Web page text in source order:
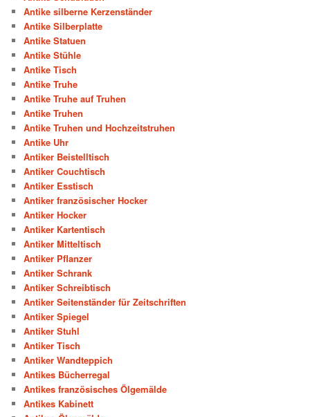
Antike silberne Kerzenständer
Antike Silberplatte
Antike Statuen
Antike Stühle
Antike Tisch
Antike Truhe
Antike Truhe auf Truhen
Antike Truhen
Antike Truhen und Hochzeitstruhen
Antike Uhr
Antiker Beistelltisch
Antiker Couchtisch
Antiker Esstisch
Antiker französischer Hocker
Antiker Hocker
Antiker Kartentisch
Antiker Mitteltisch
Antiker Pflanzer
Antiker Schrank
Antiker Schreibtisch
Antiker Seitenständer für Zeitschriften
Antiker Spiegel
Antiker Stuhl
Antiker Tisch
Antiker Wandteppich
Antikes Bücherregal
Antikes französisches Ölgemälde
Antikes Kabinett